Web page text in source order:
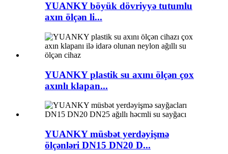
YUANKY böyük dövriyyə tutumlu
axın ölçən li...
YUANKY plastik su axını ölçən çox
axınlı klapan...
YUANKY müsbət yerdəyişmə
ölçənləri DN15 DN20 D...